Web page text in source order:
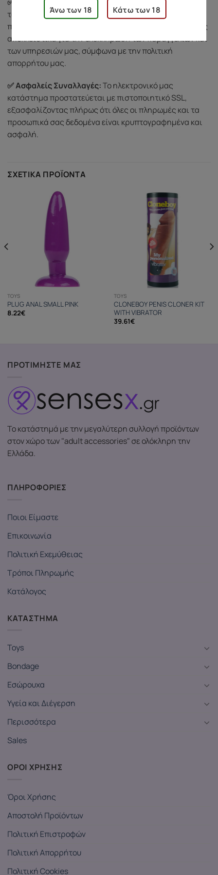
τα προσωπικά σας δεδομένα και δεν τα κοινοποιούμε
ποτέ σε τρίτους. Χρησιμοποιούμε τις πληροφορίες σας
αποκλειστικά για την ολοκλήρωση των παραγγελιών και
των υπηρεσιών μας, σύμφωνα με την πολιτική
απορρήτου μας.
✅ Ασφαλείς Συναλλαγές:Το ηλεκτρονικό μας
κατάστημα προστατεύεται με πιστοποιητικό SSL,
εξασφαλίζοντας πλήρως ότι όλες οι πληρωμές και τα
προσωπικά σας δεδομένα είναι κρυπτογραφημένα και
ασφαλή.
ΣΧΕΤΙΚΆ ΠΡΟΪΌΝΤΑ
TOYS
PLUG ANAL SMALL PINK
8.22€
TOYS
CLONEBOY PENIS CLONER KIT
WITH VIBRATOR
39.61€
ΠΡΟΤΙΜΗΣΤΕ ΜΑΣ
Το κατάστημά με την μεγαλύτερη συλλογή προϊόντων
στον χώρο των "adult accessories" σε ολόκληρη την
Ελλάδα.
ΠΛΗΡΟΦΟΡΙΕΣ
Ποιοι Είμαστε
Επικοινωνία
Πολιτική Εχεμύθειας
Τρόποι Πληρωμής
Κατάλογος
ΚΑΤΑΣΤΗΜΑ
Toys
Bondage
Εσώρουχα
Υγεία και Διέγερση
Περισσότερα
Sales
ΟΡΟΙ ΧΡΗΣΗΣ
Όροι Χρήσης
Αποστολή Προϊόντων
Πολιτική Επιστροφών
Πολιτική Απορρήτου
Πολιτική Cookies
Άνω των 18 Κάτω των 18